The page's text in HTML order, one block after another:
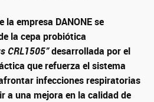
la empresa DANONE se
la cepa probiótica
CRL1505”desarrollada por el
que refuerza el sistema
infecciones respiratorias
a una mejora en la calidad de